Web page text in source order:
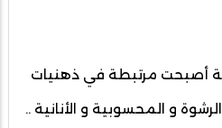
أصبحت مرتبطة في ذهنيات
و المحسوبية و الأنانية ..